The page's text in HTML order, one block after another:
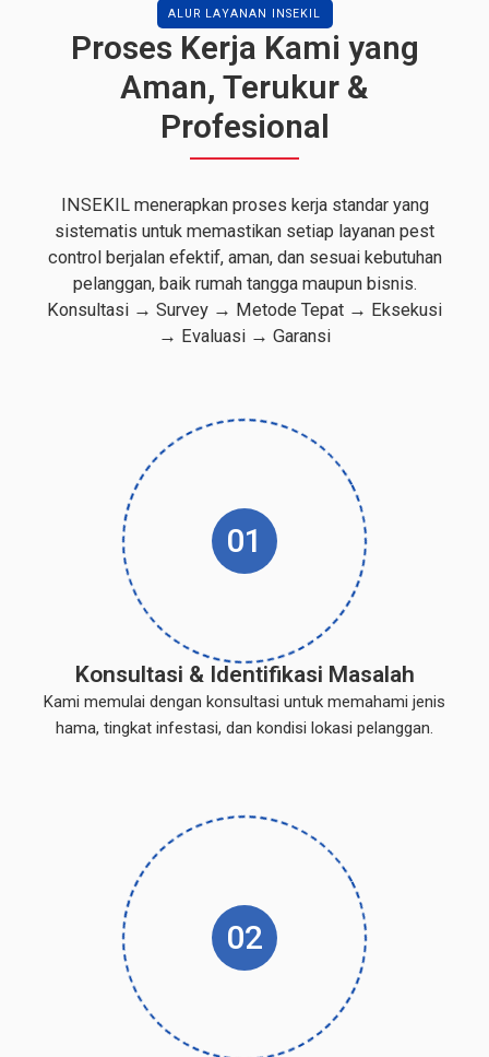
ALUR LAYANAN INSEKIL
Proses Kerja Kami yang
Aman, Terukur &
Profesional
INSEKIL menerapkan proses kerja standar yang
sistematis untuk memastikan setiap layanan pest
control berjalan efektif, aman, dan sesuai kebutuhan
pelanggan, baik rumah tangga maupun bisnis.
Konsultasi → Survey → Metode Tepat → Eksekusi
→ Evaluasi → Garansi
01
Konsultasi & Identifikasi Masalah
Kami memulai dengan konsultasi untuk memahami jenis
hama, tingkat infestasi, dan kondisi lokasi pelanggan.
02